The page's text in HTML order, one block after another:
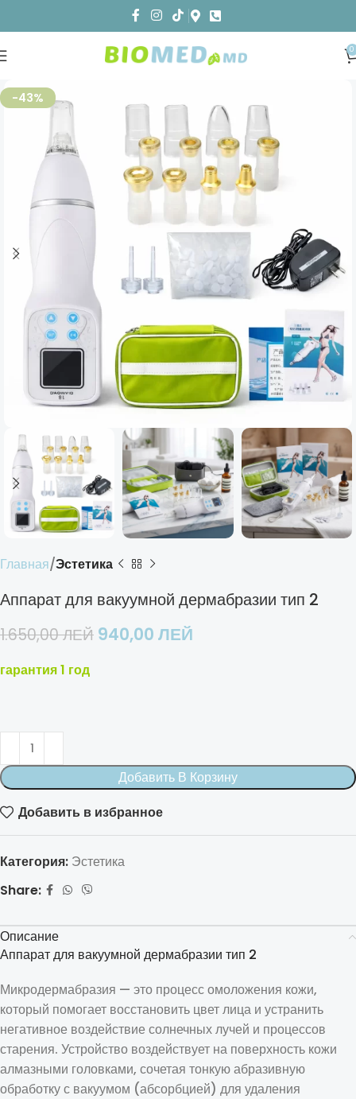
0
-43%
Главная Эстетика
Аппарат для вакуумной дермабразии тип 2
1.650,00ЛЕЙ 940,00 ЛЕЙ
гарантия 1 год
Добавить В Корзину
Добавить в избранное
Категория: Эстетика
Share:
Описание
Аппарат для вакуумной дермабразии тип 2
Микродермабразия — это процесс омоложения кожи,
который помогает восстановить цвет лица и устранить
негативное воздействие солнечных лучей и процессов
старения. Устройство воздействует на поверхность кожи
алмазными головками, сочетая тонкую абразивную
обработку с вакуумом (абсорбцией) для удаления